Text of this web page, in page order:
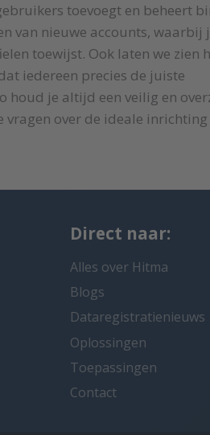
toevoegt en beheert
van nieuwe accounts, waarbij
toewijst. Ook laten we zien
iedereen precies de juiste
houd je altijd een veilig en
vragen over de ideale
Direct naar:
Alles over Hitma
Blogs
Dataregistratienieuws
Oplossingen
Toepassingen
Contact